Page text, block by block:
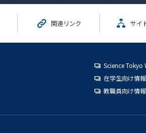
関連リンク サイ
Science Tokyo
在学生向け情報
教職員向け情報